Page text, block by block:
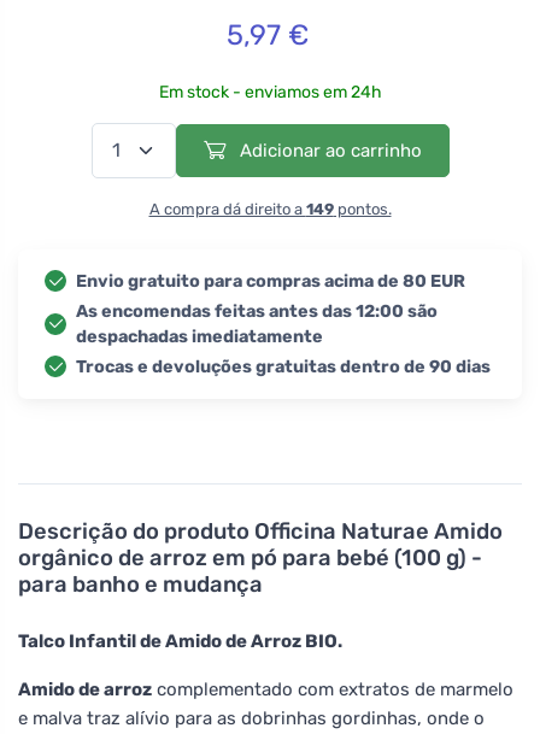
Descrição do produto Officina Naturae Amido
orgânico de arroz em pó para bebé (100 g) -
para banho e mudança
Talco Infantil de Amido de Arroz BIO.
Amido de arroz complementado com extratos de marmelo
e malva traz alívio para as dobrinhas gordinhas, onde o
5,97 €
Em stock - enviamos em 24h
Adicionar ao carrinho
A compra dá direito a 149pontos.
Envio gratuito para compras acima de 80 EUR
As encomendas feitas antes das 12:00 são
despachadas imediatamente
Trocas e devoluções gratuitas dentro de 90 dias